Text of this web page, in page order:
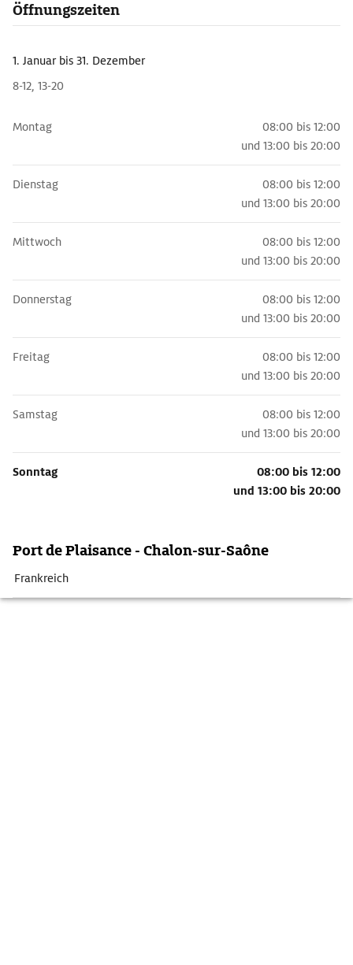
Öffnungszeiten
1. Januar bis 31. Dezember
8-12, 13-20
Montag
08:00 bis 12:00
und 13:00 bis 20:00
Dienstag
08:00 bis 12:00
und 13:00 bis 20:00
Mittwoch
08:00 bis 12:00
und 13:00 bis 20:00
Donnerstag
08:00 bis 12:00
und 13:00 bis 20:00
Freitag
08:00 bis 12:00
und 13:00 bis 20:00
Samstag
08:00 bis 12:00
und 13:00 bis 20:00
Sonntag
08:00 bis 12:00
und 13:00 bis 20:00
Port de Plaisance - Chalon-sur-Saône
Frankreich